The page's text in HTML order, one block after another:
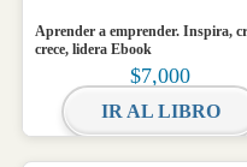
Aprender a emprender. Inspira,
crece, lidera Ebook
$7,000
IR AL LIBRO